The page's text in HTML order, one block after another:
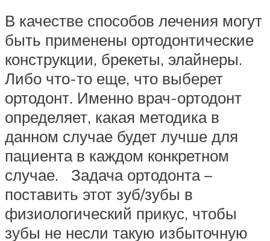
В качестве способов лечения могут
быть применены ортодонтические
конструкции, брекеты, элайнеры.
Либо что-то еще, что выберет
ортодонт. Именно врач-ортодонт
определяет, какая методика в
данном случае будет лучше для
пациента в каждом конкретном
случае. Задача ортодонта –
поставить этот зуб/зубы в
физиологический прикус, чтобы
зубы не несли такую избыточную